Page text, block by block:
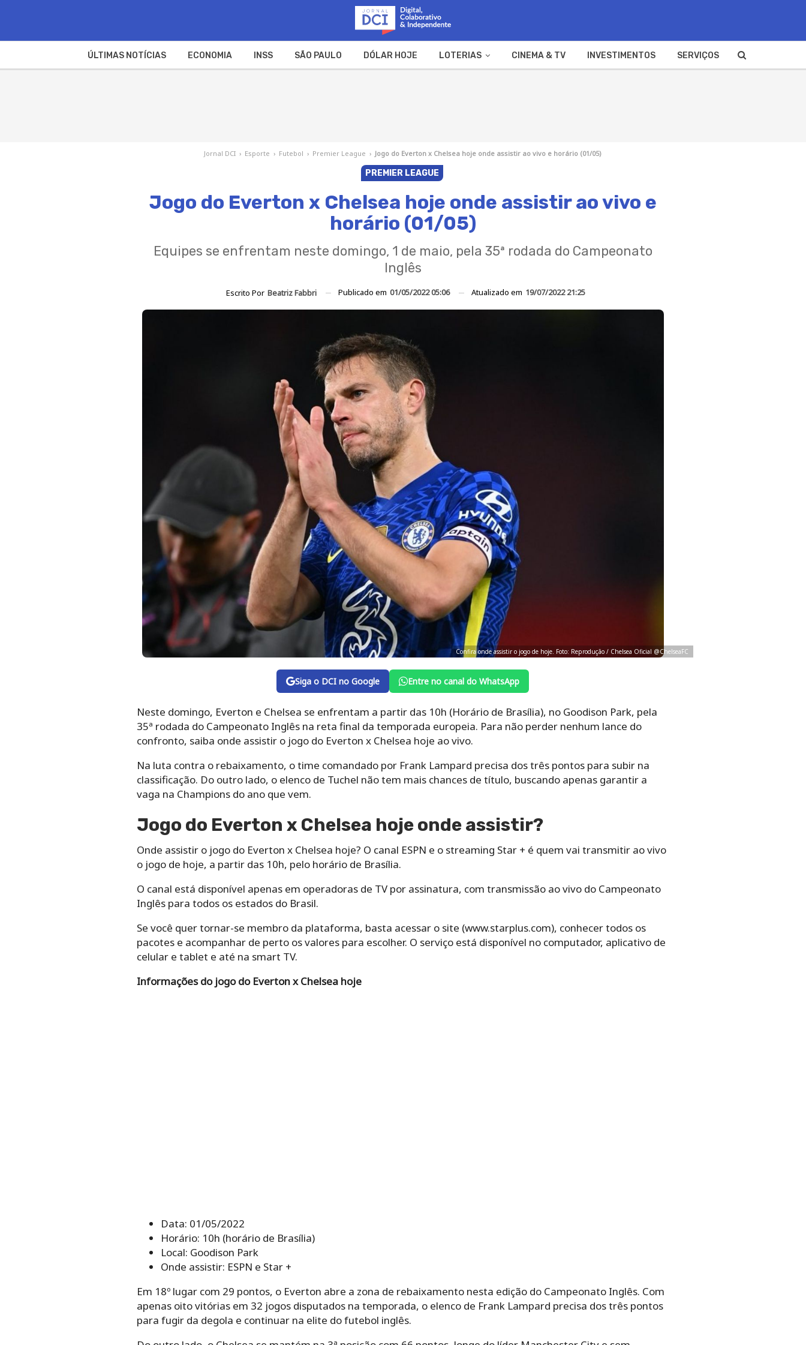
ÚLTIMAS NOTÍCIAS ECONOMIA INSS SÃO PAULO DÓLAR HOJE LOTERIAS CINEMA & TV INVESTIMENTOS SERVIÇOS
Jornal DCI › Esporte › Futebol › Premier League › Jogo do Everton x Chelsea hoje onde assistir ao vivo e horário (01/05)
PREMIER LEAGUE
Jogo do Everton x Chelsea hoje onde assistir ao vivo e
horário (01/05)
Equipes se enfrentam neste domingo, 1 de maio, pela 35ª rodada do Campeonato
Inglês
Escrito Por Beatriz Fabbri Publicado em 01/05/2022 05:06 Atualizado em 19/07/2022 21:25
Confira onde assistir o jogo de hoje. Foto: Reprodução / Chelsea Oficial @ChelseaFC
Siga o DCI no Google Entre no canal do WhatsApp
Neste domingo, Everton e Chelsea se enfrentam a partir das 10h (Horário de Brasília), no Goodison Park, pela
35ª rodada do Campeonato Inglês na reta final da temporada europeia. Para não perder nenhum lance do
confronto, saiba onde assistir o jogo do Everton x Chelsea hoje ao vivo.
Na luta contra o rebaixamento, o time comandado por Frank Lampard precisa dos três pontos para subir na
classificação. Do outro lado, o elenco de Tuchel não tem mais chances de título, buscando apenas garantir a
vaga na Champions do ano que vem.
Jogo do Everton x Chelsea hoje onde assistir?
Onde assistir o jogo do Everton x Chelsea hoje? O canal ESPN e o streaming Star + é quem vai transmitir ao vivo
o jogo de hoje, a partir das 10h, pelo horário de Brasília.
O canal está disponível apenas em operadoras de TV por assinatura, com transmissão ao vivo do Campeonato
Inglês para todos os estados do Brasil.
Se você quer tornar-se membro da plataforma, basta acessar o site (www.starplus.com), conhecer todos os
pacotes e acompanhar de perto os valores para escolher. O serviço está disponível no computador, aplicativo de
celular e tablet e até na smart TV.
Informações do jogo do Everton x Chelsea hoje
Data: 01/05/2022
Horário: 10h (horário de Brasília)
Local: Goodison Park
Onde assistir: ESPN e Star +
Em 18º lugar com 29 pontos, o Everton abre a zona de rebaixamento nesta edição do Campeonato Inglês. Com
apenas oito vitórias em 32 jogos disputados na temporada, o elenco de Frank Lampard precisa dos três pontos
para fugir da degola e continuar na elite do futebol inglês.